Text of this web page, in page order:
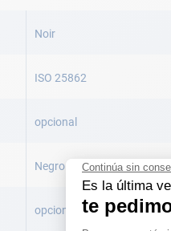
Noir
ISO 25862
opcional
Negro
opcional